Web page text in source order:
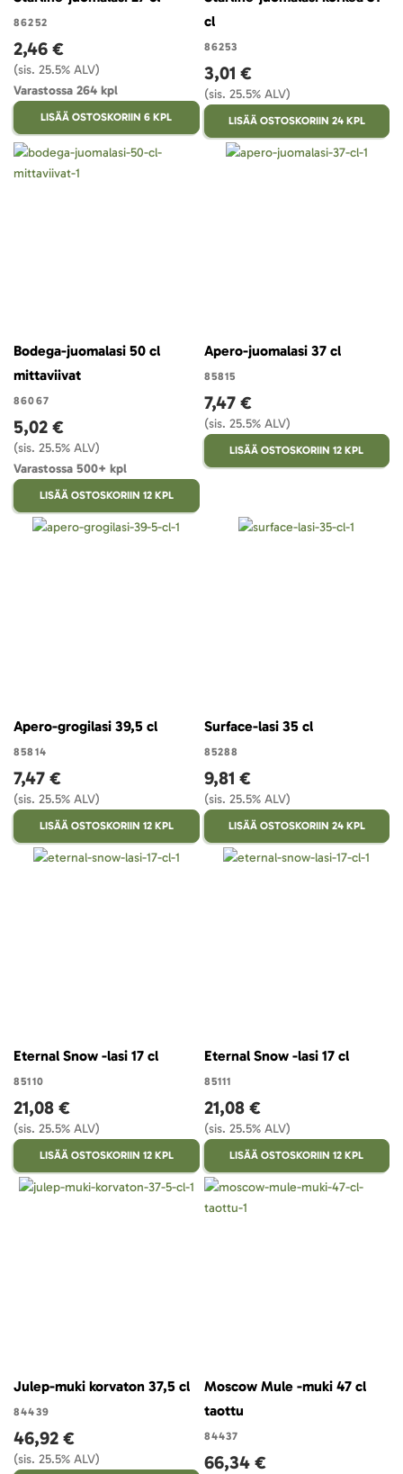
86252
2,46 €
(sis. 25.5% ALV)
Varastossa 264 kpl
LISÄÄ OSTOSKORIIN 6 KPL
cl
86253
3,01 €
(sis. 25.5% ALV)
LISÄÄ OSTOSKORIIN 24 KPL
Bodega-juomalasi 50 cl
mittaviivat
86067
5,02 €
(sis. 25.5% ALV)
Varastossa 500+ kpl
LISÄÄ OSTOSKORIIN 12 KPL
Apero-juomalasi 37 cl
85815
7,47 €
(sis. 25.5% ALV)
LISÄÄ OSTOSKORIIN 12 KPL
Apero-grogilasi 39,5 cl
85814
7,47 €
(sis. 25.5% ALV)
LISÄÄ OSTOSKORIIN 12 KPL
Surface-lasi 35 cl
85288
9,81 €
(sis. 25.5% ALV)
LISÄÄ OSTOSKORIIN 24 KPL
Eternal Snow -lasi 17 cl
85110
21,08 €
(sis. 25.5% ALV)
LISÄÄ OSTOSKORIIN 12 KPL
Eternal Snow -lasi 17 cl
85111
21,08 €
(sis. 25.5% ALV)
LISÄÄ OSTOSKORIIN 12 KPL
Julep-muki korvaton 37,5 cl
84439
46,92 €
(sis. 25.5% ALV)
Moscow Mule -muki 47 cl
taottu
84437
66,34 €